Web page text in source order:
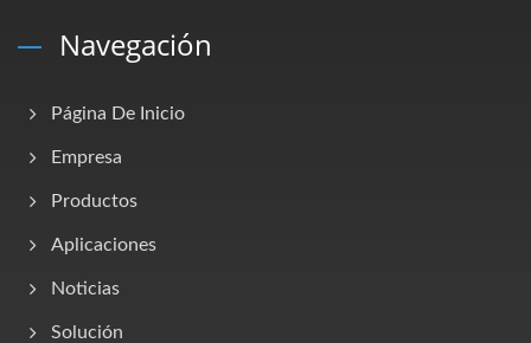
Navegación
Página De Inicio
Empresa
Productos
Aplicaciones
Noticias
Solución